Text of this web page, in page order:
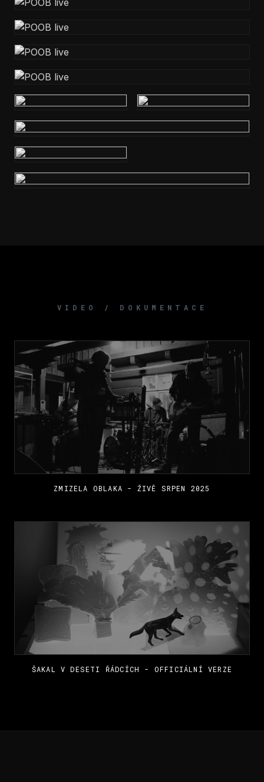
VIDEO / DOKUMENTACE
ZMIZELA OBLAKA - ŽIVĚ SRPEN 2025
ŠAKAL V DESETI ŘÁDCÍCH - OFFICIÁLNÍ VERZE